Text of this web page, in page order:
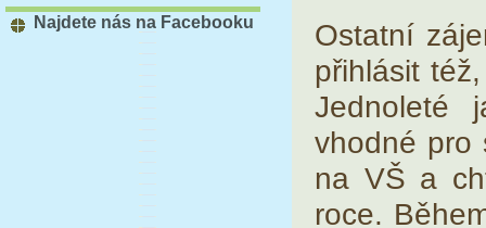
Najdete nás na Facebooku
Ostatní
přihlásit
Jednoleté
vhodné pro
na VŠ a
roce.